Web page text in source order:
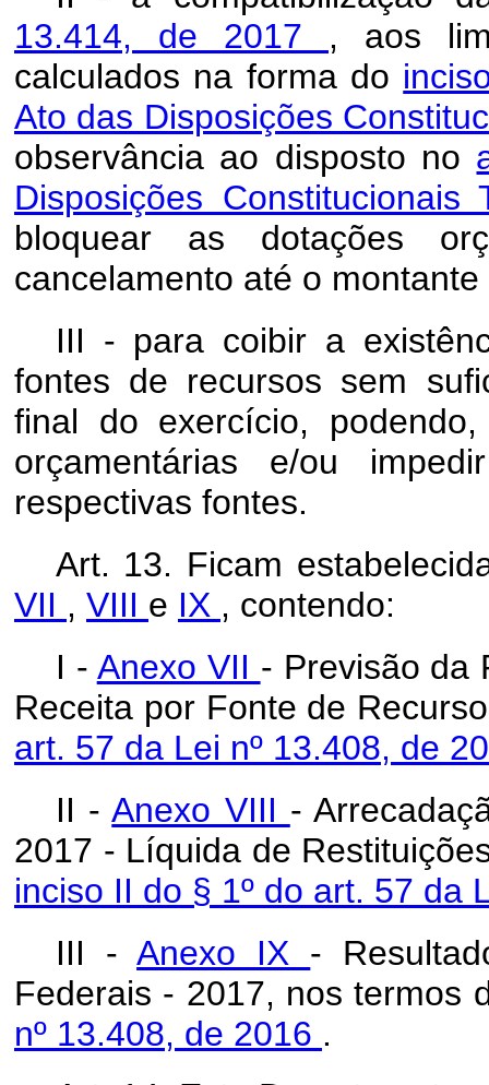
13.414, de 2017 , aos
calculados na forma do
Ato das Disposições
observância ao disposto no
Disposições
bloquear as dotações
cancelamento até o
III - para coibir a
fontes de recursos sem
final do exercício,
orçamentárias e/ou
respectivas fontes.
Art. 13. Ficam
VII , VIII e IX , contendo:
I - Anexo VII - Previsão da
Receita por Fonte de
art. 57 da Lei nº 13.408, de
II -Anexo VIII -
2017 - Líquida de
inciso II do § 1º do art. 57 da
III -Anexo IX -
Federais - 2017, nos termos
nº 13.408, de 2016 .